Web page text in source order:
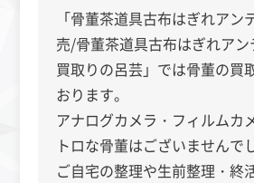
「骨董茶道具古布はぎれアン
売/骨董茶道具古布はぎれア
買取りの呂芸」では骨董の買
おります。
アナログカメラ・フィルムカ
トロな骨董はございませんで
ご自宅の整理や生前整理・終